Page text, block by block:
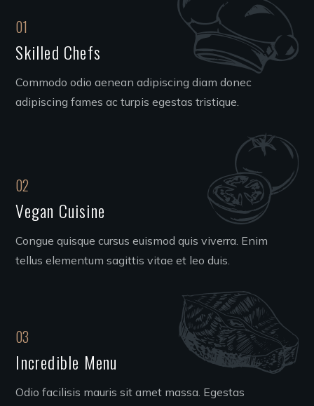
01
Skilled Chefs
Commodo odio aenean adipiscing diam donec
adipiscing fames ac turpis egestas tristique.
02
Vegan Cuisine
Congue quisque cursus euismod quis viverra. Enim
tellus elementum sagittis vitae et leo duis.
03
Incredible Menu
Odio facilisis mauris sit amet massa. Egestas